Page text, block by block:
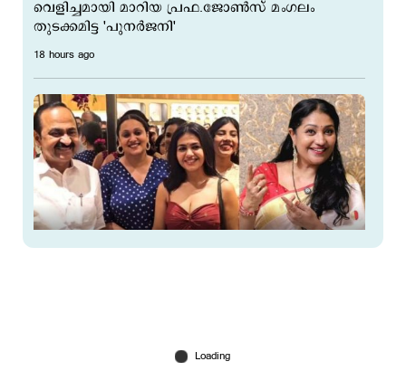
വെളിച്ചമായി മാറിയ പ്രഫ.ജോൺസ് മംഗലം
തുടക്കമിട്ട 'പുനര്‍ജനി'
18 hours ago